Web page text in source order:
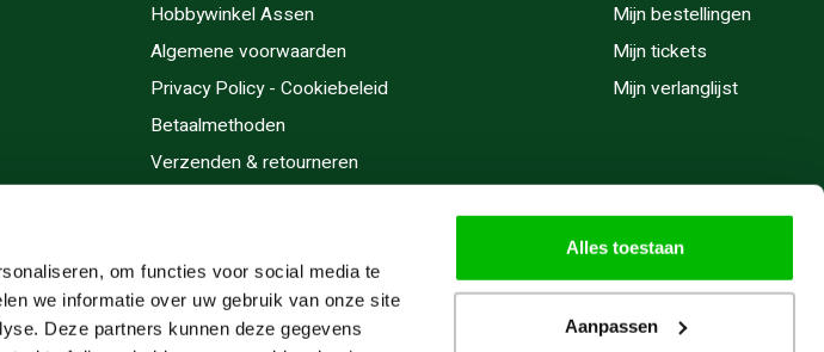
om functies voor social media te
we informatie over uw gebruik van onze site
Deze partners kunnen deze gegevens
Alles toestaan
Aanpassen
Hobbywinkel Assen
Algemene voorwaarden
Privacy Policy - Cookiebeleid
Betaalmethoden
Verzenden & retourneren
Cadeaubonnen
Inlijsten
Mijn bestellingen
Mijn tickets
Mijn verlanglijst